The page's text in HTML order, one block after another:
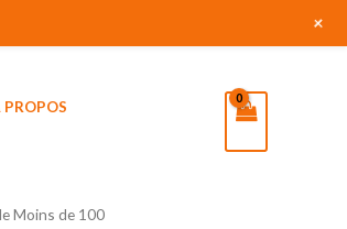
PROPOS
Moins de 100
+